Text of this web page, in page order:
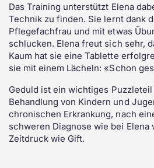
Das Training unterstützt Elena
Technik zu finden. Sie lernt dank
Pflegefachfrau und mit etwas
schlucken. Elena freut sich sehr,
Kaum hat sie eine Tablette
sie mit einem Lächeln: «Schon
Geduld ist ein wichtiges
Behandlung von Kindern und
chronischen Erkrankung, nach
schweren Diagnose wie bei Elena
Zeitdruck wie Gift.